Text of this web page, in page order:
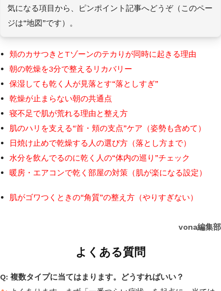
気になる項目から、ピンポイント記事へどうぞ（このペー
ジは“地図”です）。
頬のカサつきとTゾーンのテカりが同時に起きる理由
朝の乾燥を3分で整えるリカバリー
保湿しても乾く人が見落とす“落としすぎ”
乾燥が止まらない朝の共通点
寝不足で肌が荒れる理由と整え方
肌のハリを支える“首・頬の支点”ケア（姿勢も含めて）
日焼け止めで乾燥する人の選び方（落とし方まで）
水分を飲んでるのに乾く人の“体内の巡り”チェック
暖房・エアコンで乾く部屋の対策（肌が楽になる設定）
肌がゴワつくときの“角質”の整え方（やりすぎない）
vona編集部
よくある質問
複数タイプに当てはまります。どうすればいい？